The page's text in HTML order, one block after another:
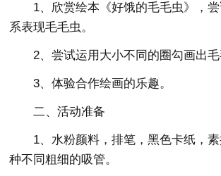
1、欣赏绘本《好饿的毛毛虫》，
系表现毛毛虫。
2、尝试运用大小不同的圈勾画出毛
3、体验合作绘画的乐趣。
二、活动准备
1、水粉颜料，排笔，黑色卡纸，
种不同粗细的吸管。